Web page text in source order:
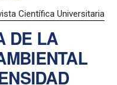
Científica Universitaria
DE LA